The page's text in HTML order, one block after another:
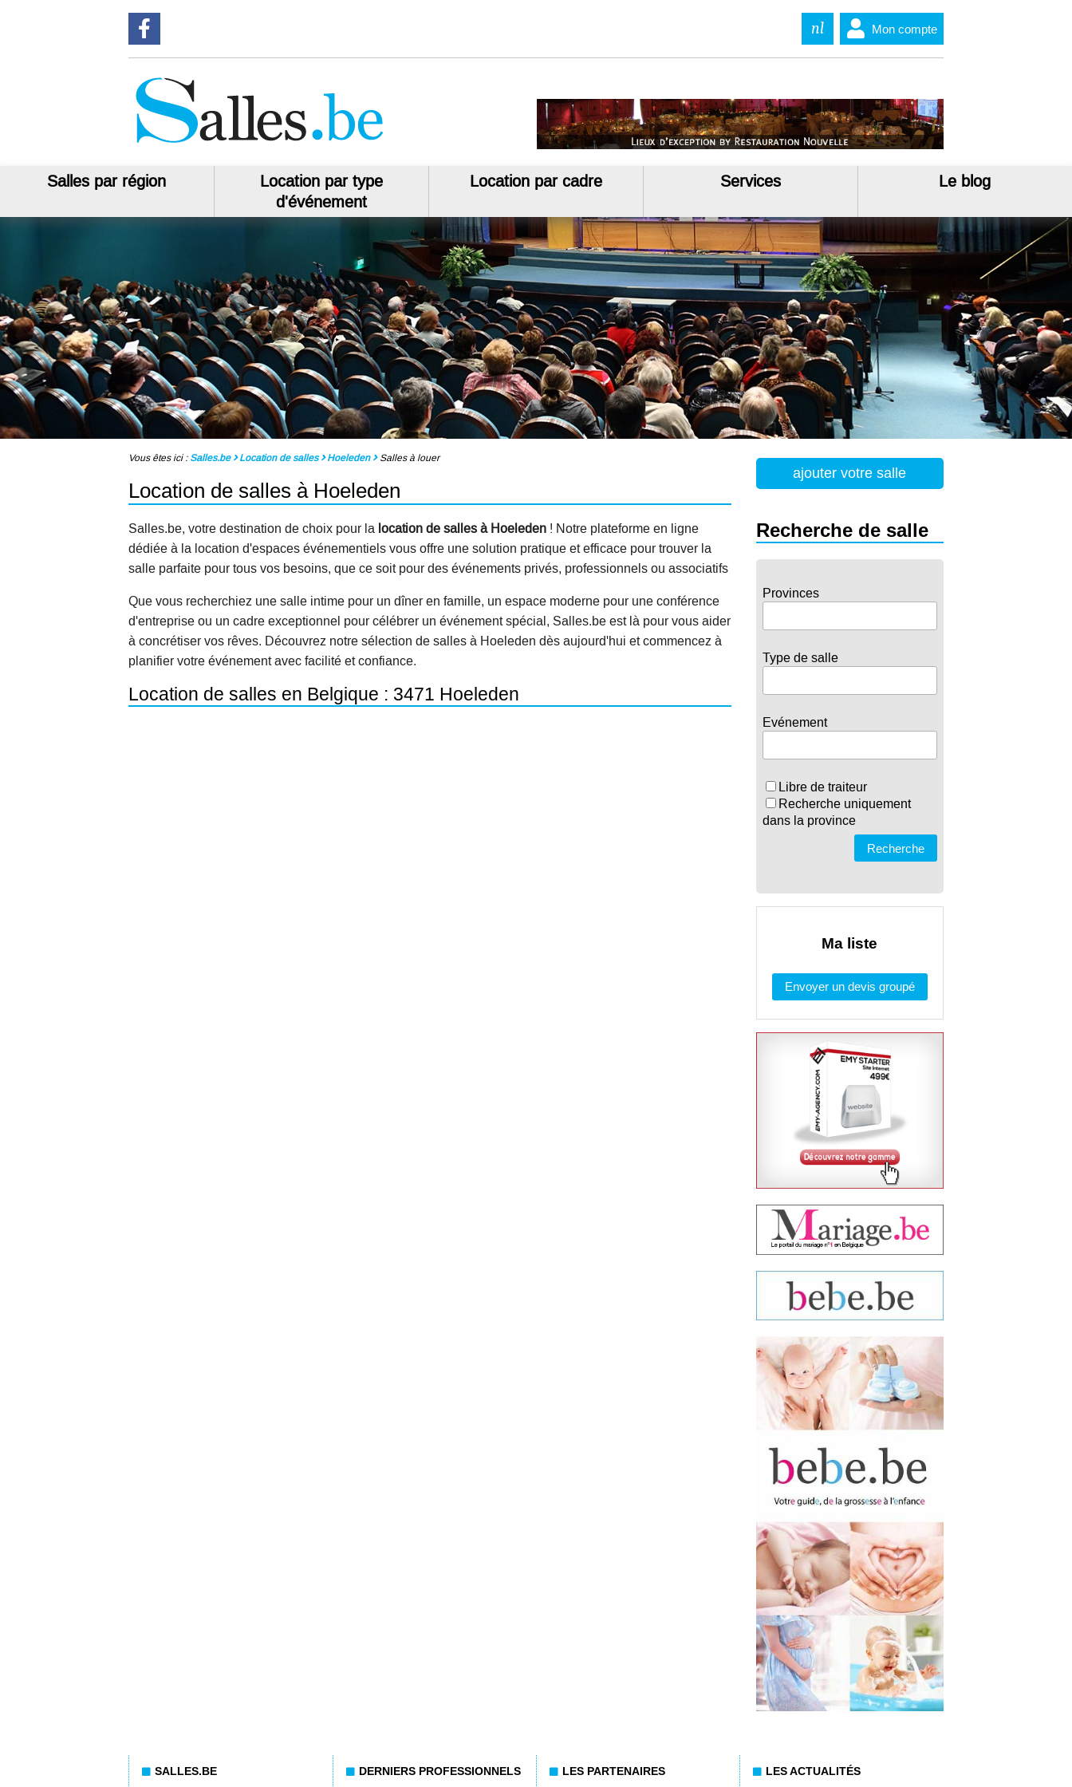
nl Mon compte
Salles par région
Location par type
d'événement
Location par cadre Services Le blog
Vous êtes ici : Salles.be Location de salles Hoeleden Salles à louer
Location de salles à Hoeleden
Salles.be, votre destination de choix pour la location de salles à Hoeleden ! Notre plateforme en ligne
dédiée à la location d'espaces événementiels vous offre une solution pratique et efficace pour trouver la
salle parfaite pour tous vos besoins, que ce soit pour des événements privés, professionnels ou associatifs
Que vous recherchiez une salle intime pour un dîner en famille, un espace moderne pour une conférence
d'entreprise ou un cadre exceptionnel pour célébrer un événement spécial, Salles.be est là pour vous aider
à concrétiser vos rêves. Découvrez notre sélection de salles à Hoeleden dès aujourd'hui et commencez à
planifier votre événement avec facilité et confiance.
Location de salles en Belgique : 3471 Hoeleden
ajouter votre salle
Recherche de salle
Provinces
Type de salle
Evénement
Libre de traiteur
Recherche uniquement
dans la province
Recherche
Ma liste
Envoyer un devis groupé
SALLES.BE DERNIERS PROFESSIONNELS LES PARTENAIRES LES ACTUALITÉS